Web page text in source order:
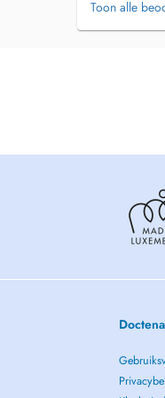
Toon alle
Doctena